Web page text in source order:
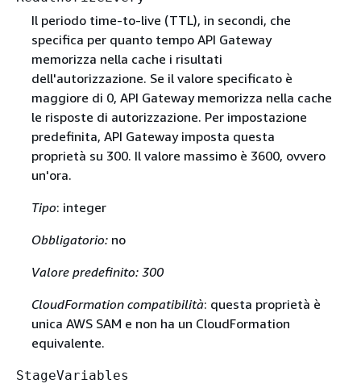
Il periodo time-to-live (TTL), in secondi, che
specifica per quanto tempo API Gateway
memorizza nella cache i risultati
dell'autorizzazione. Se il valore specificato è
maggiore di 0, API Gateway memorizza nella cache
le risposte di autorizzazione. Per impostazione
predefinita, API Gateway imposta questa
proprietà su 300. Il valore massimo è 3600, ovvero
un'ora.
Tipo: integer
Obbligatorio:no
Valore predefinito: 300
CloudFormation compatibilità: questa proprietà è
unica AWS SAM e non ha un CloudFormation
equivalente.
StageVariables